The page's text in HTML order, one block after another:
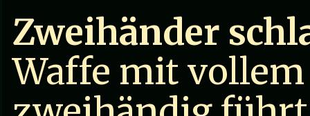
Zweihänder
Waffe mit